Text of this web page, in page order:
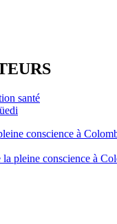
santé
conscience à
la pleine conscience à